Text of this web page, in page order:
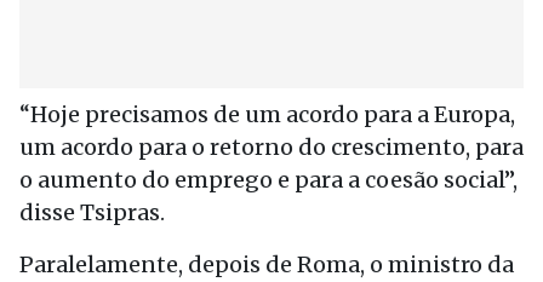
“Hoje precisamos de um acordo para a Europa,
um acordo para o retorno do crescimento, para
o aumento do emprego e para a coesão social”,
disse Tsipras.
Paralelamente, depois de Roma, o ministro da